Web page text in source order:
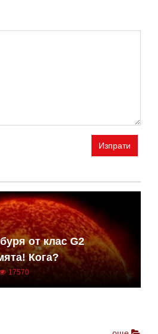
Изпрати
от клас G2
Кога?
17570